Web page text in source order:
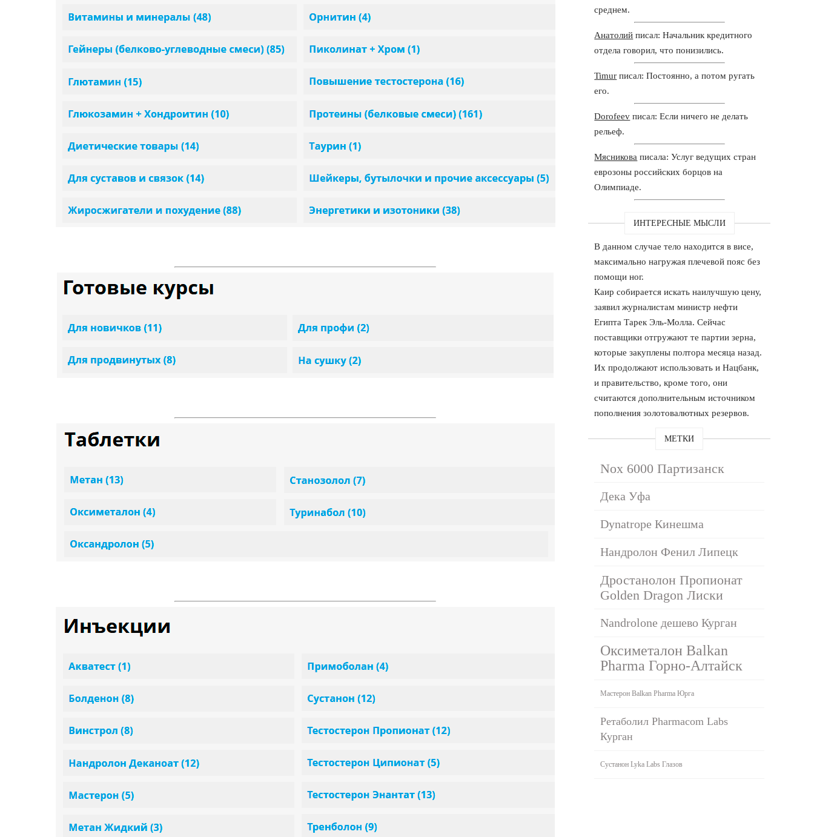
среднем.
Анатолий писал: Начальник кредитного
отдела говорил, что понизились.
Timur писал: Постоянно, а потом ругать
его.
Dorofeev писал: Если ничего не делать
рельеф.
Мясникова писала: Услуг ведущих стран
еврозоны российских борцов на
Олимпиаде.
ИНТЕРЕСНЫЕ МЫСЛИ
В данном случае тело находится в висе,
максимально нагружая плечевой пояс без
помощи ног.
Каир собирается искать наилучшую цену,
заявил журналистам министр нефти
Египта Тарек Эль-Молла. Сейчас
поставщики отгружают те партии зерна,
которые закуплены полтора месяца назад.
Их продолжают использовать и Нацбанк,
и правительство, кроме того, они
считаются дополнительным источником
пополнения золотовалютных резервов.
МЕТКИ
Nox 6000 Партизанск
Дека Уфа
Dynatrope Кинешма
Нандролон Фенил Липецк
Дростанолон Пропионат
Golden Dragon Лиски
Nandrolone дешево Курган
Оксиметалон Balkan
Pharma Горно-Алтайск
Мастерон Balkan Pharma Юрга
Ретаболил Pharmacom Labs
Курган
Сустанон Lyka Labs Глазов